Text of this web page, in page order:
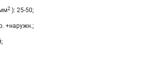
2 ): 25-50;
+наружн.;